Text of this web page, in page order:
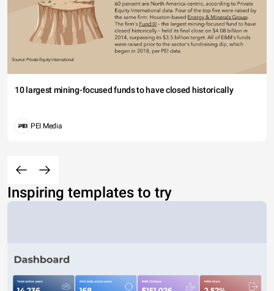
10 largest mining-focused funds to have closed historically
PEI Media
Inspiring templates to try